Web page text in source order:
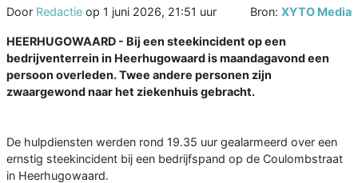
Door Redactie op 1 juni 2026, 21:51 uur Bron: XYTO Media
HEERHUGOWAARD - Bij een steekincident op een
bedrijventerrein in Heerhugowaard is maandagavond een
persoon overleden. Twee andere personen zijn
zwaargewond naar het ziekenhuis gebracht.
De hulpdiensten werden rond 19.35 uur gealarmeerd over een
ernstig steekincident bij een bedrijfspand op de Coulombstraat
in Heerhugowaard.